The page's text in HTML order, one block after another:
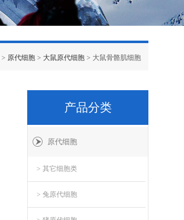
> 原代细胞 > 大鼠原代细胞 > 大鼠骨骼肌细胞
产品分类
原代细胞
> 其它细胞类
> 兔原代细胞